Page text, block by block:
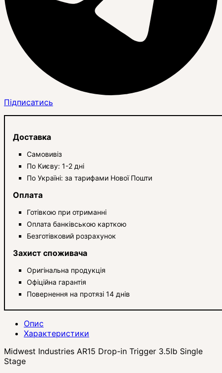
Підписатись
Доставка
Самовивіз
По Києву: 1-2 дні
По Україні: за тарифами Нової Пошти
Оплата
Готівкою при отриманні
Оплата банківською карткою
Безготівковий розрахунок
Захист споживача
Оригінальна продукція
Офіційна гарантія
Повернення на протязі 14 днів
Опис
Характеристики
Midwest Industries AR15 Drop-in Trigger 3.5lb Single
Stage